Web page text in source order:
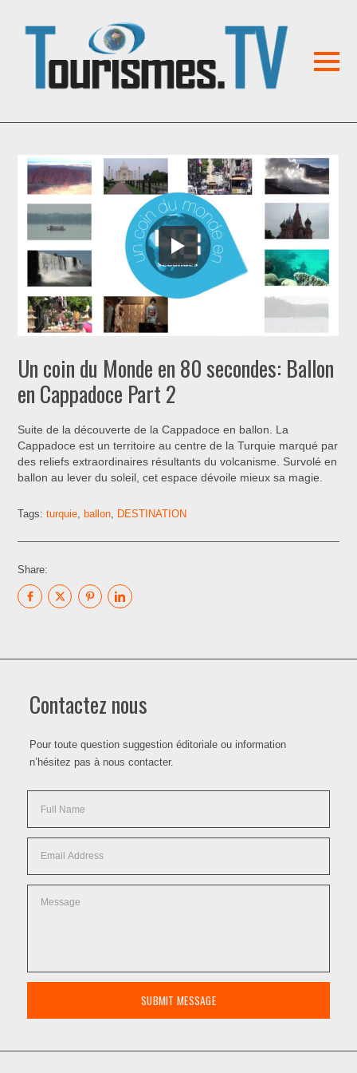
Un coin du Monde en 80 secondes: Ballon
en Cappadoce Part 2
Suite de la découverte de la Cappadoce en ballon. La
Cappadoce est un territoire au centre de la Turquie marqué par
des reliefs extraordinaires résultants du volcanisme. Survolé en
ballon au lever du soleil, cet espace dévoile mieux sa magie.
Tags:turquie ,ballon DESTINATION
Share:
Contactez nous
Pour toute question suggestion éditoriale ou information
n’hésitez pas à nous contacter.
SUBMIT MESSAGE